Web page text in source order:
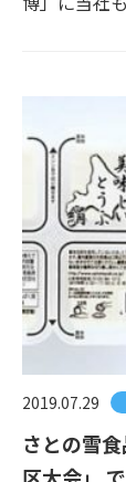
2019.07.29
さとの雪